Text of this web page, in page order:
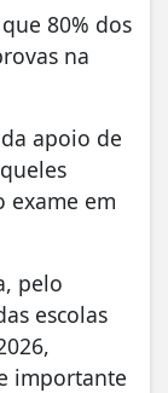
80% dos
na
apoio de
exame em
pelo
escolas
importante